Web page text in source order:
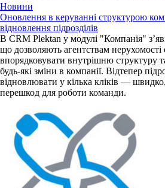
Новини
Оновлення в керуванні структурою
відновлення підрозділів
В CRM Plektan у модулі "Компанія"
що дозволяють агентствам
впорядковувати внутрішню структуру
будь-які зміни в компанії. Відтепер
відновлювати у кілька кліків —
перешкод для роботи команди.